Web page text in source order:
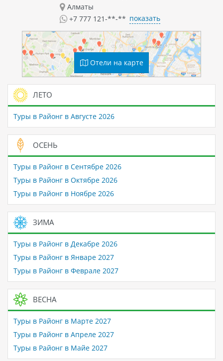
Алматы
+7 777 121-**-** показать
Отели на карте
ЛЕТО
Туры в Районг в Августе 2026
ОСЕНЬ
Туры в Районг в Сентябре 2026
Туры в Районг в Октябре 2026
Туры в Районг в Ноябре 2026
ЗИМА
Туры в Районг в Декабре 2026
Туры в Районг в Январе 2027
Туры в Районг в Феврале 2027
ВЕСНА
Туры в Районг в Марте 2027
Туры в Районг в Апреле 2027
Туры в Районг в Майе 2027